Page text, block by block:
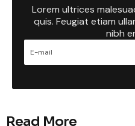
Lorem ultrices
quis. Feugiat etiam
nibh
Read More